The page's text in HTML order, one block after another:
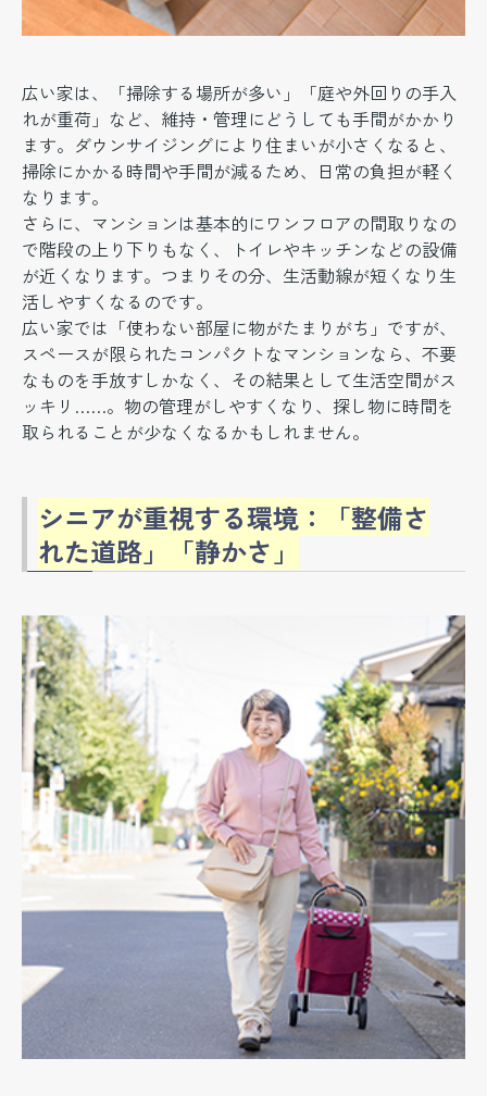
広い家は、「掃除する場所が多い」「庭や外回りの手入
れが重荷」など、維持・管理にどうしても手間がかかり
ます。ダウンサイジングにより住まいが小さくなると、
掃除にかかる時間や手間が減るため、日常の負担が軽く
なります。
さらに、マンションは基本的にワンフロアの間取りなの
で階段の上り下りもなく、トイレやキッチンなどの設備
が近くなります。つまりその分、生活動線が短くなり生
活しやすくなるのです。
広い家では「使わない部屋に物がたまりがち」ですが、
スペースが限られたコンパクトなマンションなら、不要
なものを手放すしかなく、その結果として生活空間がス
ッキリ……。物の管理がしやすくなり、探し物に時間を
取られることが少なくなるかもしれません。
シニアが重視する環境：「整備さ
れた道路」「静かさ」